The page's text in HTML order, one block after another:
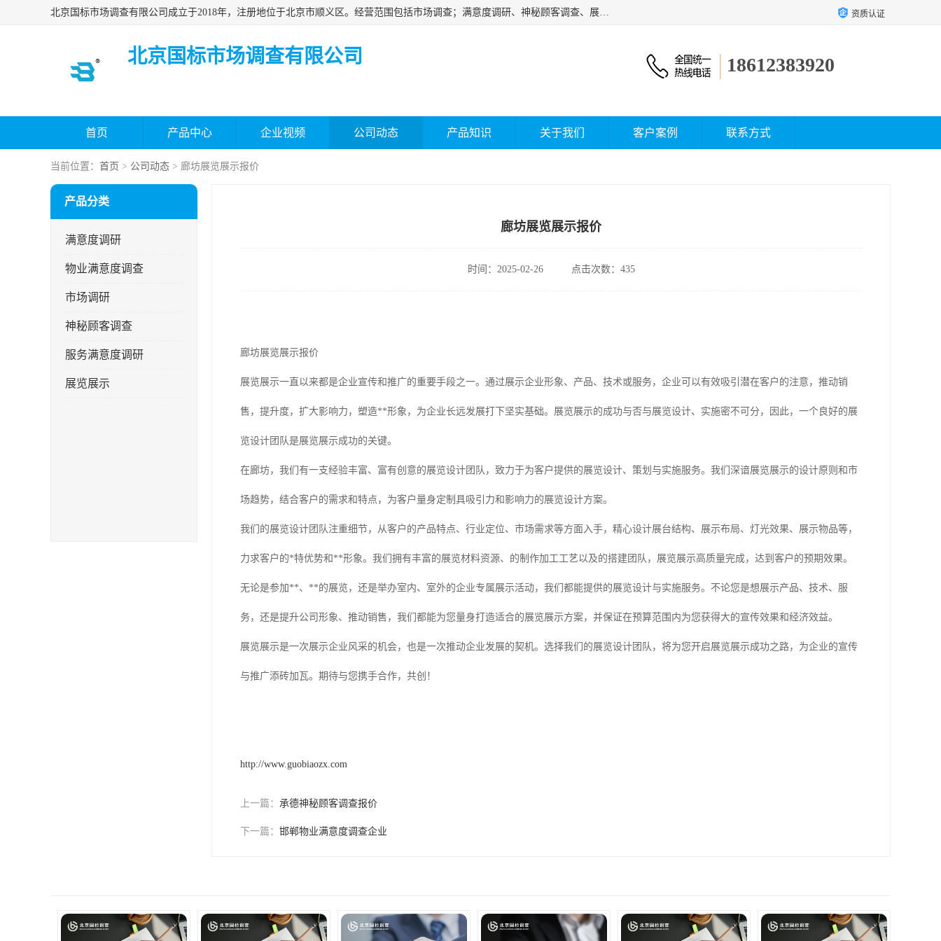
北京国标市场调查有限公司成立于2018年，注册地位于北京市顺义区。经营范围包括市场调查；满意度调研、神秘顾客调查、展览展示等；房地产信息咨询。 资质认证
北京国标市场调查有限公司 18612383920
首页 产品中心 企业视频 公司动态 产品知识 关于我们 客户案例 联系方式
当前位置： 首页 > 公司动态 > 廊坊展览展示报价
产品分类
满意度调研
物业满意度调查
市场调研
神秘顾客调查
服务满意度调研
展览展示
廊坊展览展示报价
时间：2025-02-26 点击次数：435
廊坊展览展示报价
展览展示一直以来都是企业宣传和推广的重要手段之一。通过展示企业形象、产品、技术或服务，企业可以有效吸引潜在客户的注意，推动销
售，提升度，扩大影响力，塑造**形象，为企业长远发展打下坚实基础。展览展示的成功与否与展览设计、实施密不可分，因此，一个良好的展
览设计团队是展览展示成功的关键。
在廊坊，我们有一支经验丰富、富有创意的展览设计团队，致力于为客户提供的展览设计、策划与实施服务。我们深谙展览展示的设计原则和市
场趋势，结合客户的需求和特点，为客户量身定制具吸引力和影响力的展览设计方案。
我们的展览设计团队注重细节，从客户的产品特点、行业定位、市场需求等方面入手，精心设计展台结构、展示布局、灯光效果、展示物品等，
力求客户的*特优势和**形象。我们拥有丰富的展览材料资源、的制作加工工艺以及的搭建团队，展览展示高质量完成，达到客户的预期效果。
无论是参加**、**的展览，还是举办室内、室外的企业专属展示活动，我们都能提供的展览设计与实施服务。不论您是想展示产品、技术、服
务，还是提升公司形象、推动销售，我们都能为您量身打造适合的展览展示方案，并保证在预算范围内为您获得大的宣传效果和经济效益。
展览展示是一次展示企业风采的机会，也是一次推动企业发展的契机。选择我们的展览设计团队，将为您开启展览展示成功之路，为企业的宣传
与推广添砖加瓦。期待与您携手合作，共创！
http://www.guobiaozx.com
上一篇： 承德神秘顾客调查报价
下一篇： 邯郸物业满意度调查企业